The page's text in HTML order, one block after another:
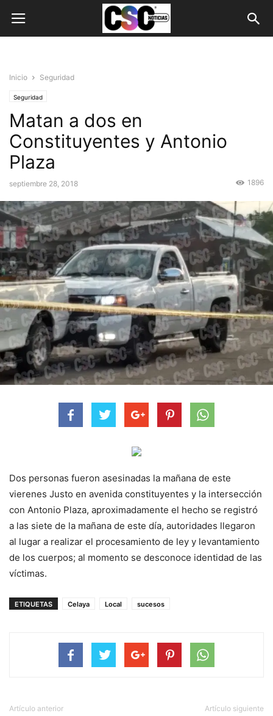
Inicio Seguridad
Seguridad
Matan a dos en
Constituyentes y Antonio
Plaza
septiembre 28, 2018 1896
Dos personas fueron asesinadas la mañana de este
vierenes Justo en avenida constituyentes y la intersección
con Antonio Plaza, aproximadamente el hecho se registró
a las siete de la mañana de este día, autoridades llegaron
al lugar a realizar el procesamiento de ley y levantamiento
de los cuerpos; al momento se desconoce identidad de las
víctimas.
ETIQUETAS Celaya Local sucesos
Artículo anterior Artículo siguiente